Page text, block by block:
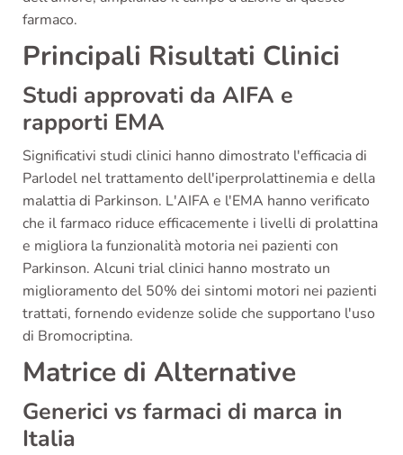
farmaco.
Principali Risultati Clinici
Studi approvati da AIFA e
rapporti EMA
Significativi studi clinici hanno dimostrato l'efficacia di
Parlodel nel trattamento dell'iperprolattinemia e della
malattia di Parkinson. L'AIFA e l'EMA hanno verificato
che il farmaco riduce efficacemente i livelli di prolattina
e migliora la funzionalità motoria nei pazienti con
Parkinson. Alcuni trial clinici hanno mostrato un
miglioramento del 50% dei sintomi motori nei pazienti
trattati, fornendo evidenze solide che supportano l'uso
di Bromocriptina.
Matrice di Alternative
Generici vs farmaci di marca in
Italia